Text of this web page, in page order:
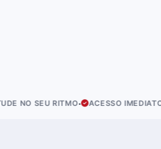
RITMO· ACESSO IMEDIATO· ESTUDE